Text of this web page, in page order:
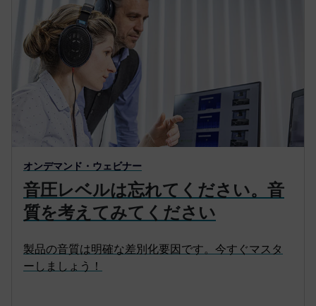
オンデマンド・ウェビナー
音圧レベルは忘れてください。音
質を考えてみてください
製品の音質は明確な差別化要因です。今すぐマスタ
ーしましょう！